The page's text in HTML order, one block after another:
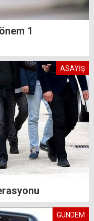
1
ASAYİŞ
GÜNDEM